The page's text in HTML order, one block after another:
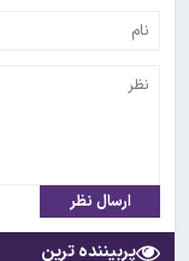
ارسال نظر
پربیننده ترین